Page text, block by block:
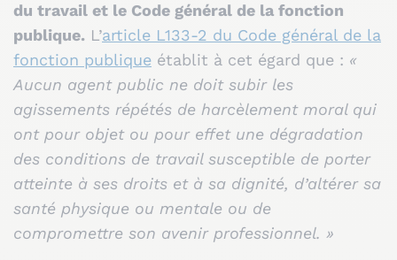
du travail et le Code général de la fonction
publique. L’article L133-2 du Code général de la
fonction publique établit à cet égard que : «
Aucun agent public ne doit subir les
agissements répétés de harcèlement moral qui
ont pour objet ou pour effet une dégradation
des conditions de travail susceptible de porter
atteinte à ses droits et à sa dignité, d’altérer sa
santé physique ou mentale ou de
compromettre son avenir professionnel. »